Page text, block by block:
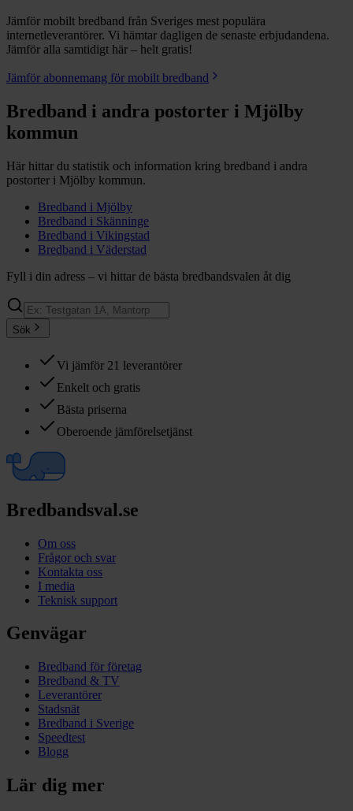
Jämför mobilt bredband från Sveriges mest populära
internetleverantörer. Vi hämtar dagligen de senaste erbjudandena.
Jämför alla samtidigt här – helt gratis!
Jämför abonnemang för mobilt bredband
Bredband i andra postorter i Mjölby
kommun
Här hittar du statistik och information kring bredband i andra
postorter i Mjölby kommun.
Bredband i Mjölby
Bredband i Skänninge
Bredband i Vikingstad
Bredband i Väderstad
Fyll i din adress – vi hittar de bästa bredbandsvalen åt dig
Sök
Vi jämför 21 leverantörer
Enkelt och gratis
Bästa priserna
Oberoende jämförelsetjänst
Bredbandsval.se
Om oss
Frågor och svar
Kontakta oss
I media
Teknisk support
Genvägar
Bredband för företag
Bredband & TV
Leverantörer
Stadsnät
Bredband i Sverige
Speedtest
Blogg
Lär dig mer